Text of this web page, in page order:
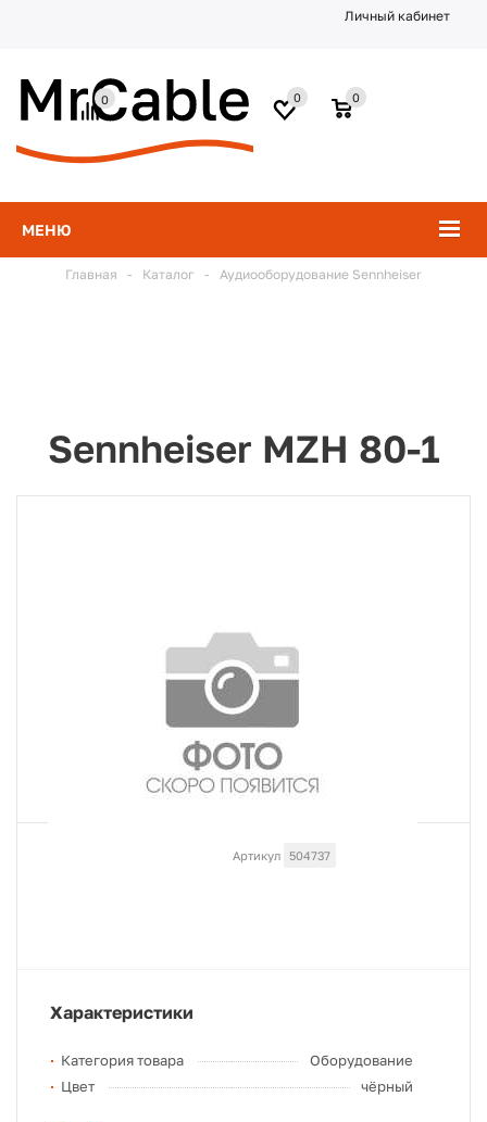
Личный кабинет
МЕНЮ
0
0
0
Главная - Каталог - Аудиооборудование Sennheiser
Sennheiser MZH 80-1
Артикул 504737
Характеристики
Категория товара
Оборудование
Цвет
чёрный